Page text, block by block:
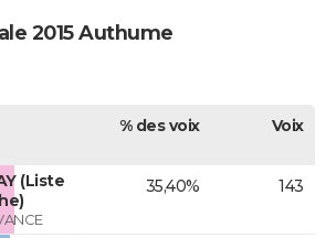
2015 Authume
% des voix Voix
(Liste
35,40% 143